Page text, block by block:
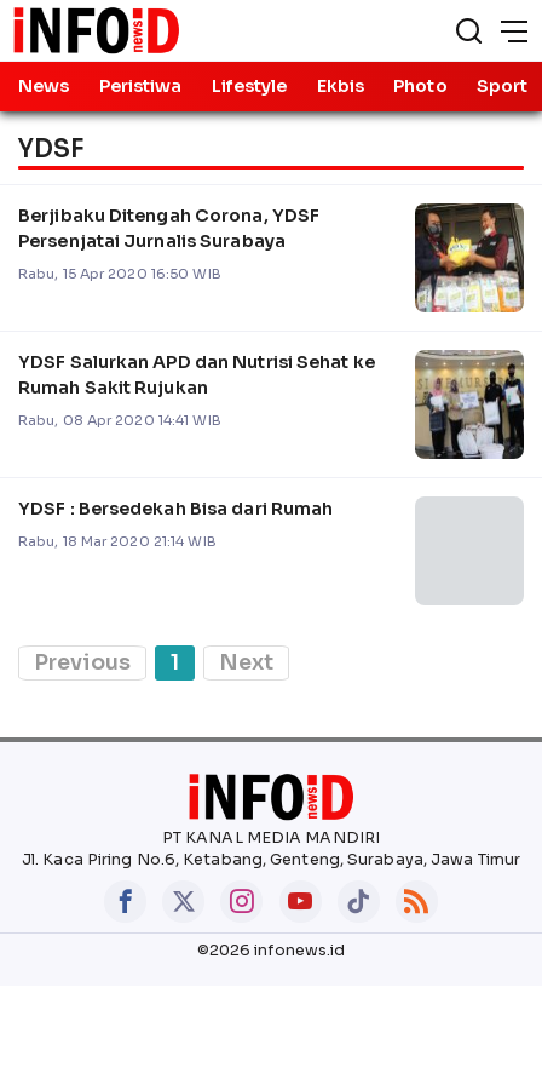
News Peristiwa Lifestyle Ekbis Photo Sport
YDSF
Berjibaku Ditengah Corona, YDSF
Persenjatai Jurnalis Surabaya
Rabu, 15 Apr 2020 16:50 WIB
YDSF Salurkan APD dan Nutrisi Sehat ke
Rumah Sakit Rujukan
Rabu, 08 Apr 2020 14:41 WIB
YDSF : Bersedekah Bisa dari Rumah
Rabu, 18 Mar 2020 21:14 WIB
Previous 1 Next
PT KANAL MEDIA MANDIRI
Jl. Kaca Piring No.6, Ketabang, Genteng, Surabaya, Jawa Timur
©2026 infonews.id